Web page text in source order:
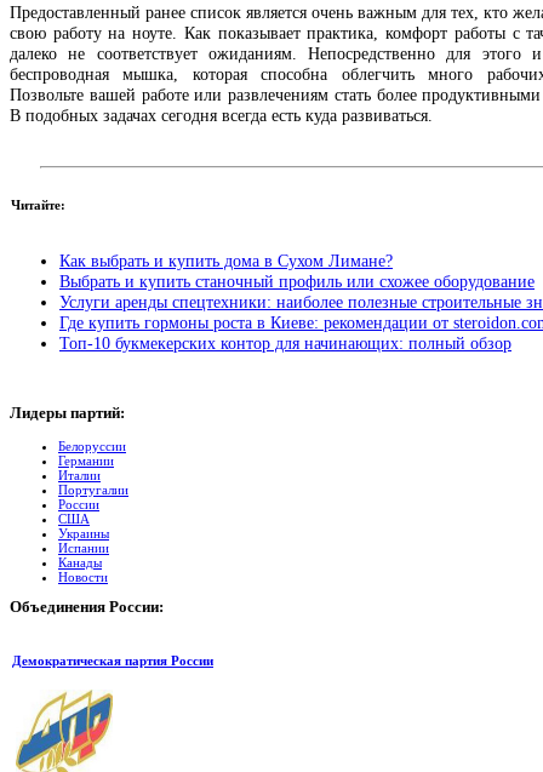
Предоставленный ранее список является очень важным для тех, кто
свою работу на ноуте. Как показывает практика, комфорт работы с
далеко не соответствует ожиданиям. Непосредственно для этого и
беспроводная мышка, которая способна облегчить много
Позвольте вашей работе или развлечениям стать более
В подобных задачах сегодня всегда есть куда развиваться.
Читайте:
Как выбрать и купить дома в Сухом Лимане?
Выбрать и купить станочный профиль или схожее оборудование
Услуги аренды спецтехники: наиболее полезные строительные
Где купить гормоны роста в Киеве: рекомендации от
Топ-10 букмекерских контор для начинающих: полный обзор
Лидеры партий:
Белоруссии
Германии
Италии
Португалии
России
США
Украины
Испании
Канады
Новости
Объединения России:
Демократическая партия России